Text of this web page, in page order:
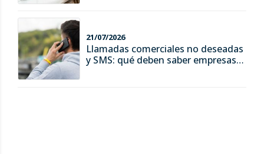
21/07/2026
Llamadas comerciales no deseadas
y SMS: qué deben saber empresas y